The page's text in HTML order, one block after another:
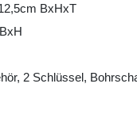
BxHxT
2 Schlüssel,